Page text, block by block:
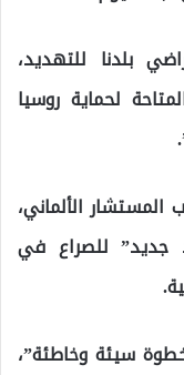
بلدنا للتهديد،
لحماية روسيا
الألماني،
جديد” للصراع في
سيئة وخاطئة”،